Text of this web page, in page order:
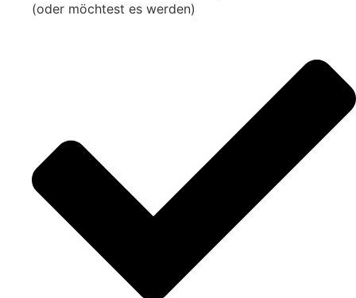
(oder möchtest es werden)